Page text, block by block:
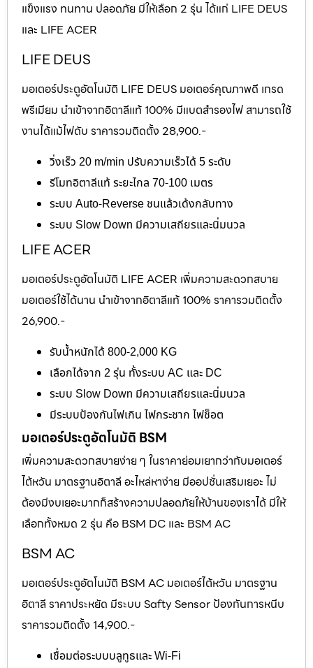
แข็งแรง ทนทาน ปลอดภัย มีให้เลือก 2 รุ่น ได้แก่ LIFE DEUS
และ LIFE ACER
LIFE DEUS
มอเตอร์ประตูอัตโนมัติ LIFE DEUS มอเตอร์คุณภาพดี เกรด
พรีเมียม นำเข้าจากอิตาลีแท้ 100% มีแบตสำรองไฟ สามารถใช้
งานได้แม้ไฟดับ ราคารวมติดตั้ง 28,900.-
วิ่งเร็ว 20 m/min ปรับความเร็วได้ 5 ระดับ
รีโมทอิตาลีแท้ ระยะไกล 70-100 เมตร
ระบบ Auto-Reverse ชนแล้วเด้งกลับทาง
ระบบ Slow Down มีความเสถียรและนิ่มนวล
LIFE ACER
มอเตอร์ประตูอัตโนมัติ LIFE ACER เพิ่มความสะดวกสบาย
มอเตอร์ใช้ได้นาน นำเข้าจากอิตาลีแท้ 100% ราคารวมติดตั้ง
26,900.-
รับน้ำหนักได้ 800-2,000 KG
เลือกได้จาก 2 รุ่น ทั้งระบบ AC และ DC
ระบบ Slow Down มีความเสถียรและนิ่มนวล
มีระบบป้องกันไฟเกิน ไฟกระชาก ไฟช็อต
มอเตอร์ประตูอัตโนมัติ BSM
เพิ่มความสะดวกสบายง่าย ๆ ในราคาย่อมเยากว่ากับมอเตอร์
ไต้หวัน มาตรฐานอิตาลี อะไหล่หาง่าย มีออปชั่นเสริมเยอะ ไม่
ต้องมีงบเยอะมากก็สร้างความปลอดภัยให้บ้านของเราได้ มีให้
เลือกทั้งหมด 2 รุ่น คือ BSM DC และ BSM AC
BSM AC
มอเตอร์ประตูอัตโนมัติ BSM AC มอเตอร์ไต้หวัน มาตรฐาน
อิตาลี ราคาประหยัด มีระบบ Safty Sensor ป้องกันการหนีบ
ราคารวมติดตั้ง 14,900.-
เชื่อมต่อระบบบลูทูธและ Wi-Fi